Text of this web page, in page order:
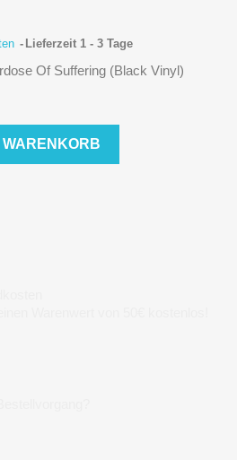
Lieferzeit 1 - 3 Tage
Of Suffering (Black Vinyl)
WARENKORB